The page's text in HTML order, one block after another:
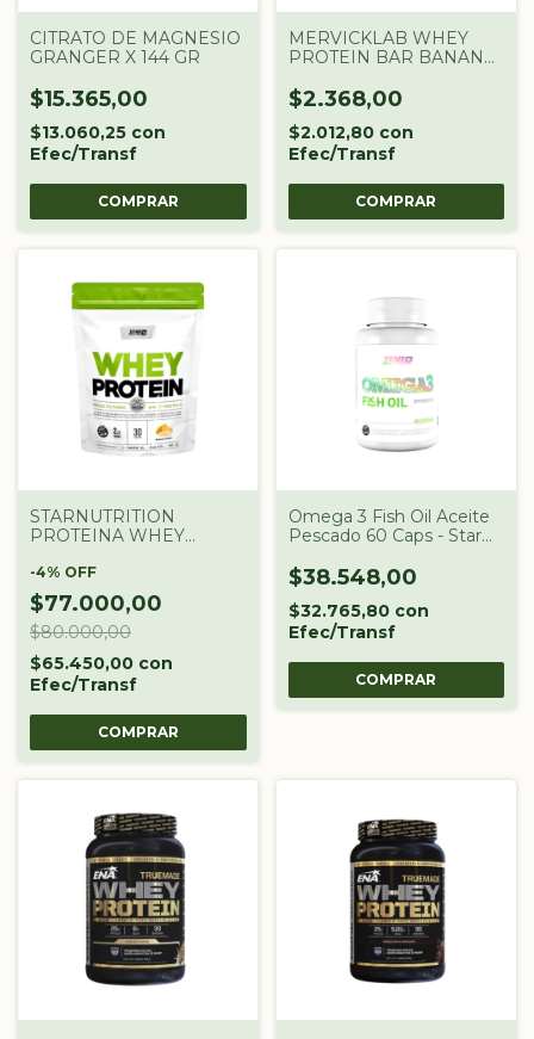
CITRATO DE MAGNESIO
GRANGER X 144 GR
$15.365,00
$13.060,25 con
Efec/Transf
MERVICKLAB WHEY
PROTEIN BAR BANANA
$2.368,00
$2.012,80 con
Efec/Transf
STARNUTRITION
PROTEINA WHEY
Lb BANANA
-4% OFF
$77.000,00
$80.000,00
$65.450,00 con
Efec/Transf
Omega 3 Fish Oil Aceite
Pescado 60 Caps - Star
$38.548,00
$32.765,80 con
Efec/Transf